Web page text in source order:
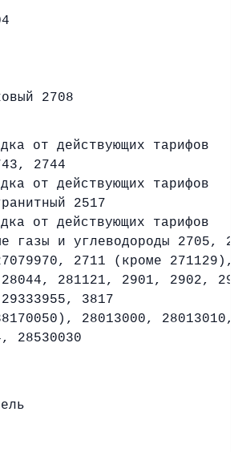
2708
от действующих тарифов
2744
от действующих тарифов
2517
от действующих тарифов
газы и углеводороды 2705,
2711 (кроме 271129),
281121, 2901, 2902,
3817
28013000, 28013010,
28530030